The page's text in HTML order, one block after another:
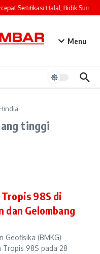
Sertifikasi Halal, Bidik
Menu
tinggi
98S di
dan Gelombang
(BMKG)
98S pada 28